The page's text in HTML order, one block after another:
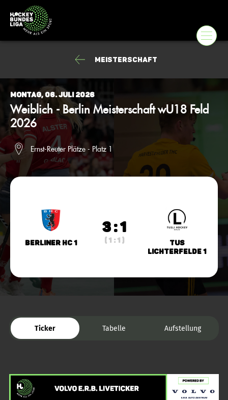
Meisterschaft
Montag, 06. Juli 2026
Weiblich - Berlin Meisterschaft wU18 Feld
2026
Ernst-Reuter Plätze - Platz 1
Berliner HC 1
3 : 1
( 1 : 1 )
TuS
Lichterfelde 1
Ticker Tabelle Aufstellung